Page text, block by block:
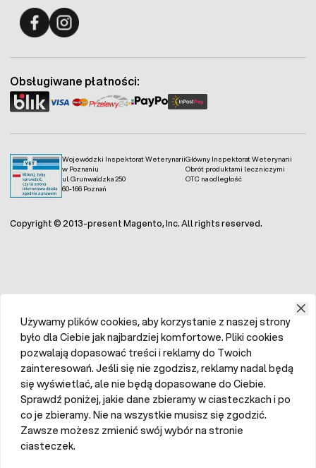
Wojewódzki Inspektorat Weterynarii
w Poznaniu
ul. Grunwaldzka 250
60-166 Poznań
Główny Inspektorat Weterynarii
Obrót produktami leczniczymi
OTC na odległość
Obsługiwane płatności:
Copyright © 2013-present Magento, Inc. All rights reserved.
Używamy plików cookies, aby korzystanie z naszej strony
było dla Ciebie jak najbardziej komfortowe. Pliki cookies
pozwalają dopasować treści i reklamy do Twoich
zainteresowań. Jeśli się nie zgodzisz, reklamy nadal będą
się wyświetlać, ale nie będą dopasowane do Ciebie.
Sprawdź poniżej, jakie dane zbieramy w ciasteczkach i po
co je zbieramy. Nie na wszystkie musisz się zgodzić.
Zawsze możesz zmienić swój wybór na stronie
ciasteczek.